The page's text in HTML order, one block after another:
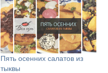
Пять осенних салатов из
тыквы